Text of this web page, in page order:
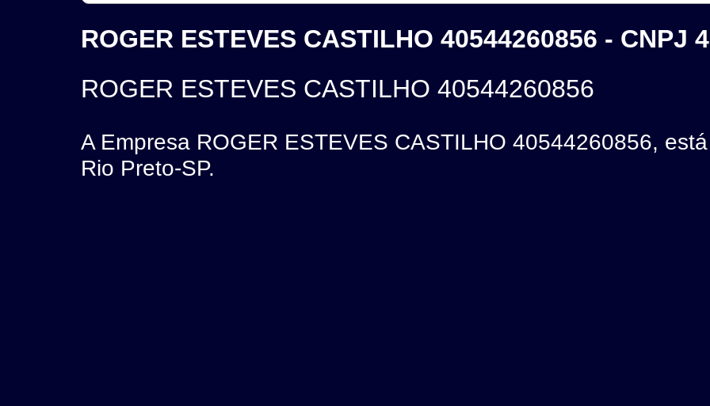
ROGER ESTEVES CASTILHO 40544260856 - CNPJ
ROGER ESTEVES CASTILHO 40544260856
A Empresa ROGER ESTEVES CASTILHO 40544260856,
Rio Preto-SP.